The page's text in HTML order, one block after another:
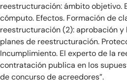
reestructuración: ámbito objetivo.
cómputo. Efectos. Formación de
reestructuración (2): aprobación y
planes de reestructuración.
Incumplimiento. El experto de la
contratación publica en los
de concurso de acreedores”.